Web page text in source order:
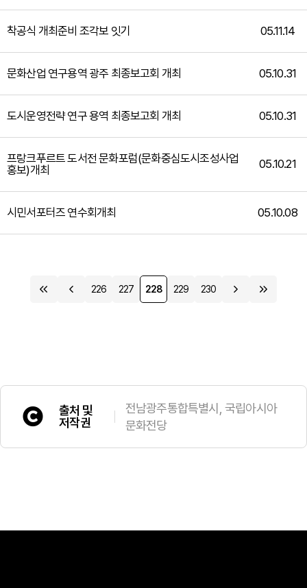
착공식 개최준비 조각보 잇기 05.11.14
문화산업 연구용역 광주 최종보고회 개최 05.10.31
도시운영전략 연구 용역 최종보고회 개최 05.10.31
프랑크푸르트 도서전 문화포럼(문화중심도시조성사업
홍보)개최
05.10.21
시민서포터즈 연수회개최 05.10.08
226 227 228 229 230
출처 및
저작권
전남광주통합특별시, 국립아시아
문화전당